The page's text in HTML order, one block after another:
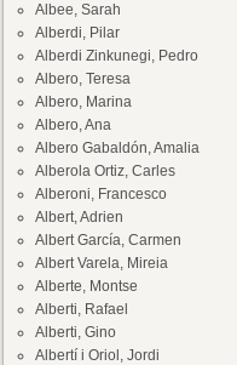
Albee, Sarah
Alberdi, Pilar
Alberdi Zinkunegi, Pedro
Albero, Teresa
Albero, Marina
Albero, Ana
Albero Gabaldón, Amalia
Alberola Ortiz, Carles
Alberoni, Francesco
Albert, Adrien
Albert García, Carmen
Albert Varela, Mireia
Alberte, Montse
Alberti, Rafael
Alberti, Gino
Albertí i Oriol, Jordi